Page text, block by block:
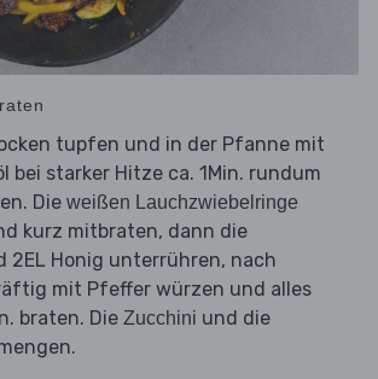
tupfen und in der Pfanne mit
bei starker Hitze ca. 1Min. rundum
Die weißen Lauchzwiebelringe
kurz mitbraten, dann die
2EL Honig unterrühren, nach
mit Pfeffer würzen und alles
braten. Die Zucchini und die